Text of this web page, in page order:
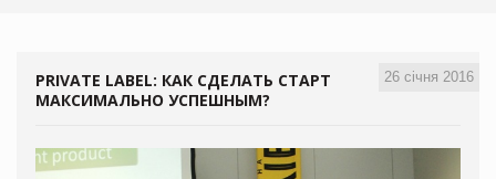
26 січня 2016
PRIVATE LABEL: КАК СДЕЛАТЬ СТАРТ
МАКСИМАЛЬНО УСПЕШНЫМ?